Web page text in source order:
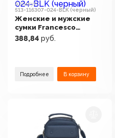
Артикул:
513-116307-024-BLK (черный)
Женские и мужские
сумки Francesco
Molinary 513-116307-
024-BLK (черный)
388,84 руб.
Подробнее В корзину